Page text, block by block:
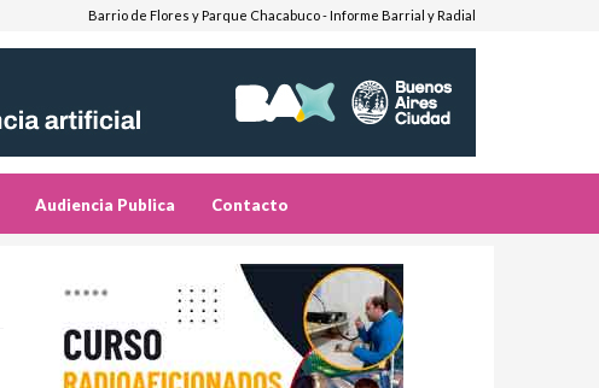
Barrio de Flores y Parque Chacabuco - Informe Barrial y Radial
Audiencia Publica Contacto